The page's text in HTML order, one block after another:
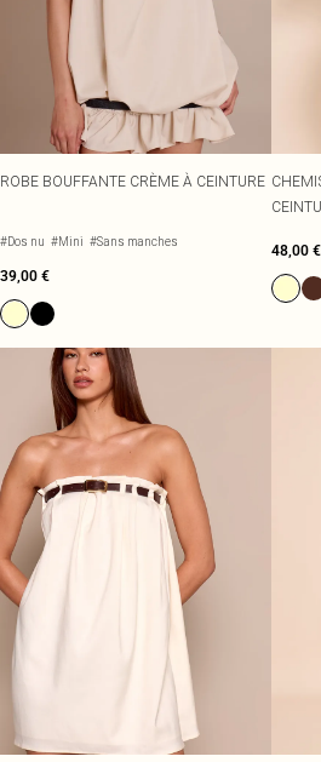
ROBE BOUFFANTE CRÈME À CEINTURE
#Dos nu #Mini #Sans manches
39,00 €
48,00 €